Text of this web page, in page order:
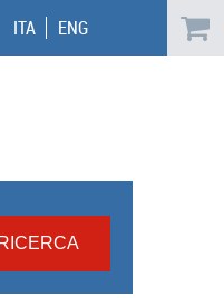
ITA ENG